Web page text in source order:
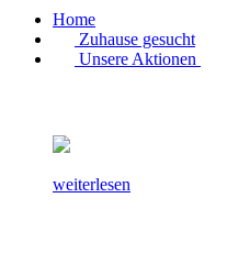
Home
Zuhause gesucht
Unsere Aktionen
weiterlesen